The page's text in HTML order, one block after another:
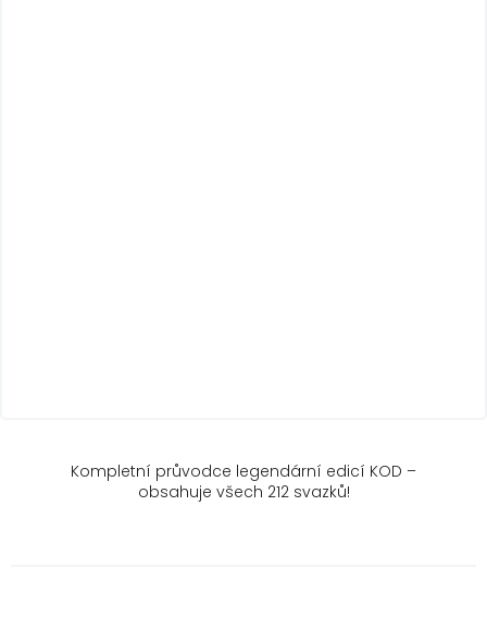
Kompletní průvodce legendární edicí KOD –
obsahuje všech 212 svazků!